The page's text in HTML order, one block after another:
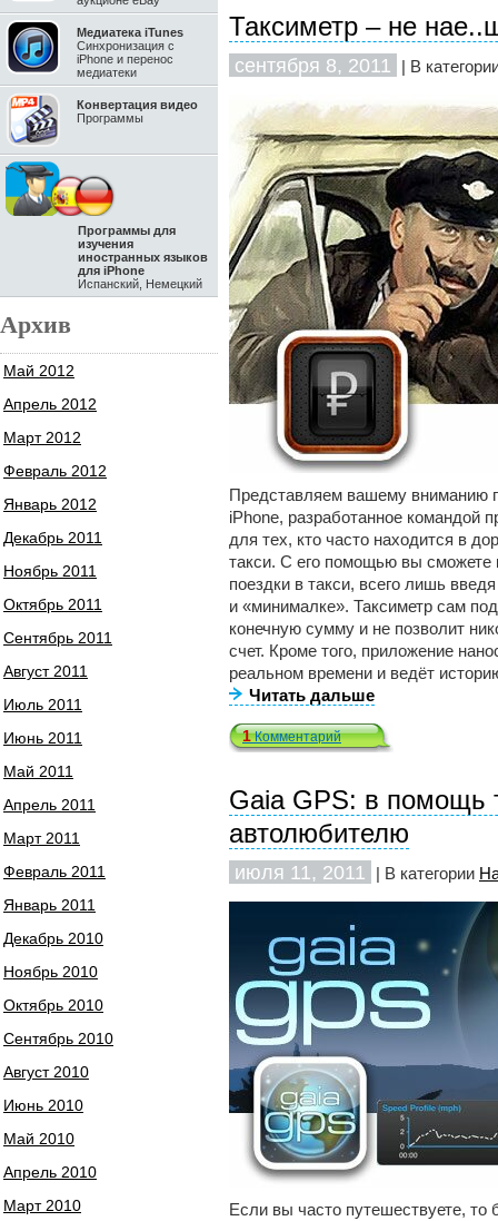
Медиатека iTunes
Синхронизация с
iPhone и перенос
медиатеки
Конвертация видео
Программы
Программы для
изучения
иностранных языков
для iPhone
Испанский, Немецкий
Архив
Май 2012
Апрель 2012
Март 2012
Февраль 2012
Январь 2012
Декабрь 2011
Ноябрь 2011
Октябрь 2011
Сентябрь 2011
Август 2011
Июль 2011
Июнь 2011
Май 2011
Апрель 2011
Март 2011
Февраль 2011
Январь 2011
Декабрь 2010
Ноябрь 2010
Октябрь 2010
Сентябрь 2010
Август 2010
Июнь 2010
Май 2010
Апрель 2010
Март 2010
Таксиметр – не
сентября 8, 2011 | В
Представляем вашему вниманию
iPhone, разработанное командой
для тех, кто часто находится в
такси. С его помощью вы сможете
поездки в такси, всего лишь
и «минималке». Таксиметр сам
конечную сумму и не позволит
счет. Кроме того, приложение
реальном времени и ведёт
Читать дальше
1Комментарий
Gaia GPS: в помощь
автолюбителю
июля 11, 2011 | В категории
Если вы часто путешествуете, то